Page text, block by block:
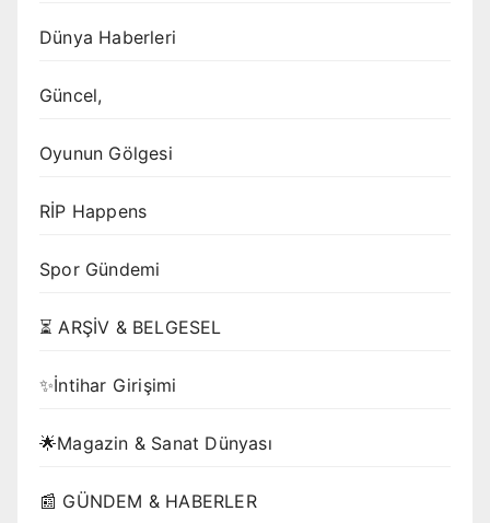
Dünya Haberleri
Güncel,
Oyunun Gölgesi
RİP Happens
Spor Gündemi
⏳ ARŞİV & BELGESEL
✨İntihar Girişimi
🌟Magazin & Sanat Dünyası
📰 GÜNDEM & HABERLER